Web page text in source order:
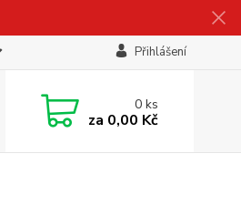
Přihlášení
0ks
za 0,00 Kč